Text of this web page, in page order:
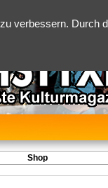
verbessern.
Shop